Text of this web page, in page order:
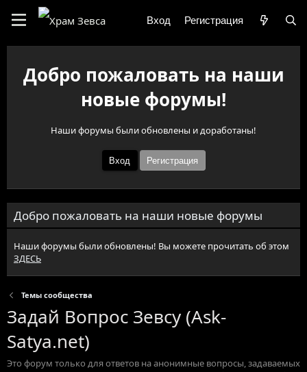
Вход Регистрация
Добро пожаловать на наши
новые форумы!
Наши форумы были обновлены и доработаны!
Вход Регистрация
Добро пожаловать на наши новые форумы
Наши форумы были обновлены! Вы можете прочитать об этом
ЗДЕСЬ
Темы сообщества
Задай Вопрос Зевсу (Ask-
Satya.net)
Это форум только для ответов на анонимные вопросы, задаваемых